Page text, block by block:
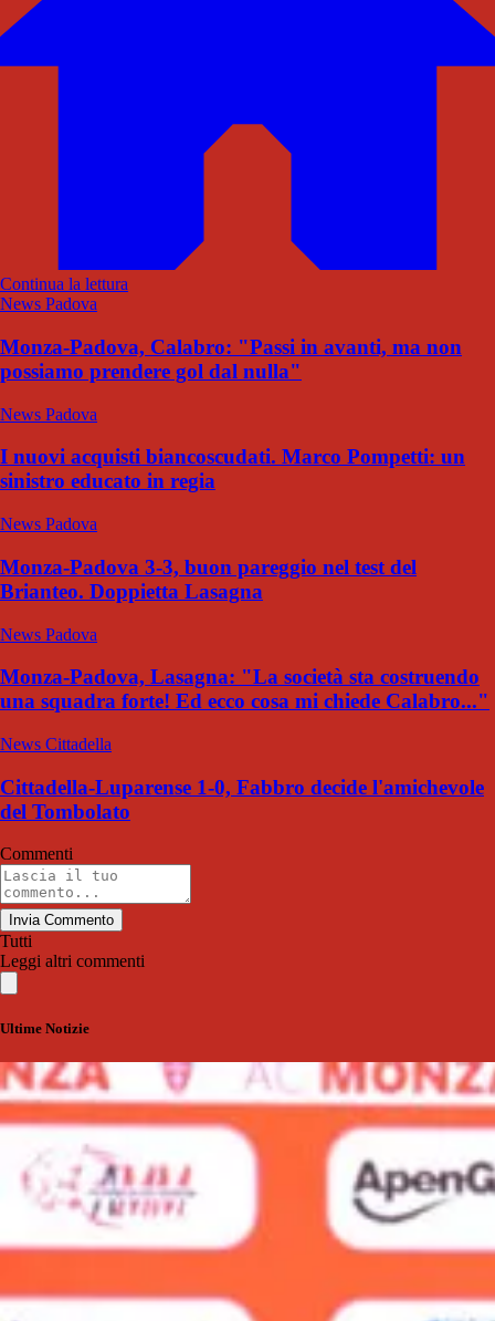
Continua la lettura
News Padova
Monza-Padova, Calabro: "Passi in avanti, ma non
possiamo prendere gol dal nulla"
News Padova
I nuovi acquisti biancoscudati. Marco Pompetti: un
sinistro educato in regia
News Padova
Monza-Padova 3-3, buon pareggio nel test del
Brianteo. Doppietta Lasagna
News Padova
Monza-Padova, Lasagna: "La società sta costruendo
una squadra forte! Ed ecco cosa mi chiede Calabro..."
News Cittadella
Cittadella-Luparense 1-0, Fabbro decide l'amichevole
del Tombolato
Commenti
Invia Commento
Tutti
Leggi altri commenti
Ultime Notizie